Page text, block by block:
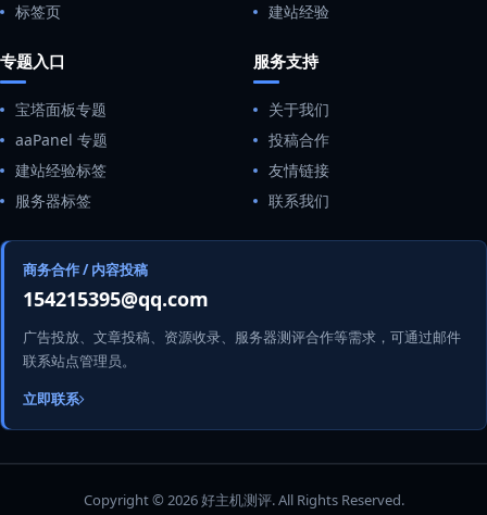
标签页
建站经验
专题入口
宝塔面板专题
aaPanel 专题
建站经验标签
服务器标签
服务支持
关于我们
投稿合作
友情链接
联系我们
商务合作 / 内容投稿
154215395@qq.com
广告投放、文章投稿、资源收录、服务器测评合作等需求，可通过邮件
联系站点管理员。
立即联系
Copyright © 2026 好主机测评. All Rights Reserved.